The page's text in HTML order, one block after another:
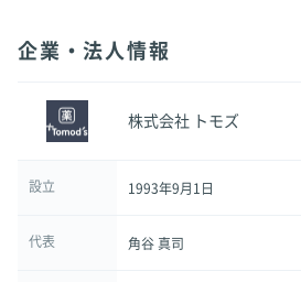
企業・法人情報
株式会社 トモズ
設立 1993年9月1日
代表 角谷 真司